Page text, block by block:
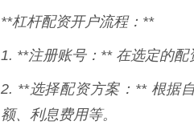
**杠杆配资开户流程：**
1. **注册账号：** 在选定的配
2. **选择配资方案：** 根据
额、利息费用等。